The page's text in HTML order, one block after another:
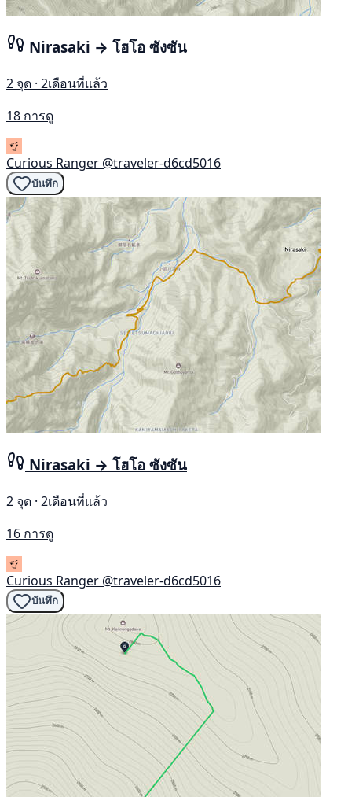
Nirasaki → โฮโอ ซังซัน
2 จุด · 2เดือนที่แล้ว
18 การดู
Curious Ranger @traveler-d6cd5016
บันทึก
Nirasaki → โฮโอ ซังซัน
2 จุด · 2เดือนที่แล้ว
16 การดู
Curious Ranger @traveler-d6cd5016
บันทึก